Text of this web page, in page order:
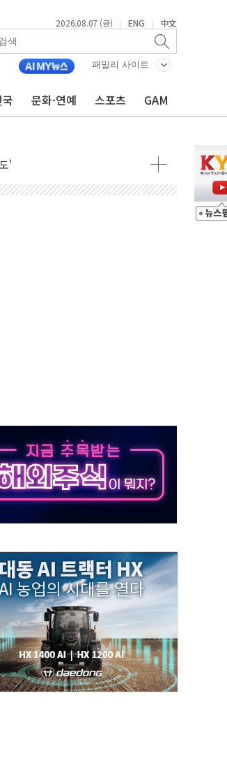
2026.08.07 (금) | ENG | 中文
패밀리 사이트
문화·연예 스포츠 GAM
질환자 2872명
선포
경찰, 현행범 체포
보상 강화
지원 협약
권 획득
트 진행
...이주 대란도 제한적